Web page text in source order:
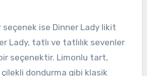
seçenek ise Dinner Lady likit
Lady, tatlı ve tatlılık sevenler
seçenektir. Limonlu tart,
çilekli dondurma gibi klasik